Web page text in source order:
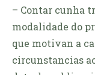
– Contar cunha
modalidade do
que motivan a
circunstancias